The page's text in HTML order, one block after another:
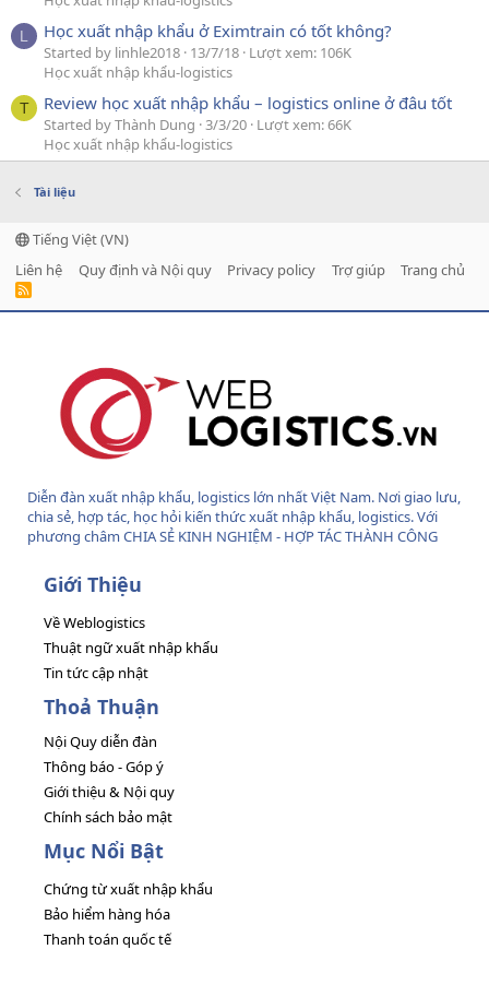
L Học xuất nhập khẩu ở Eximtrain có tốt không?
Started by linhle2018 13/7/18 Lượt xem: 106K
Học xuất nhập khẩu-logistics
T Review học xuất nhập khẩu – logistics online ở đâu tốt
Started by Thành Dung 3/3/20 Lượt xem: 66K
Học xuất nhập khẩu-logistics
Tài liệu
Tiếng Việt (VN)
Liên hệ
Quy định và Nội quy Privacy policy Trợ giúp Trang chủ
R
Diễn đàn xuất nhập khẩu, logistics lớn nhất Việt Nam. Nơi giao lưu,
chia sẻ, hợp tác, học hỏi kiến thức xuất nhập khẩu, logistics. Với
phương châm CHIA SẺ KINH NGHIỆM - HỢP TÁC THÀNH CÔNG
Giới Thiệu
Về Weblogistics
Thuật ngữ xuất nhập khẩu
Tin tức cập nhật
Thoả Thuận
Nội Quy diễn đàn
Thông báo - Góp ý
Giới thiệu & Nội quy
Chính sách bảo mật
Mục Nổi Bật
Chứng từ xuất nhập khẩu
Bảo hiểm hàng hóa
Thanh toán quốc tế